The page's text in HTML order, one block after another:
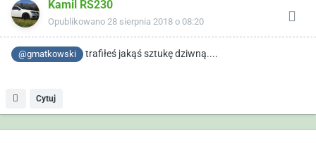
Kamil RS230
Opublikowano 28 sierpnia 2018 o 08:20
@gmatkowski trafiłeś jakąś sztukę dziwną....
Cytuj